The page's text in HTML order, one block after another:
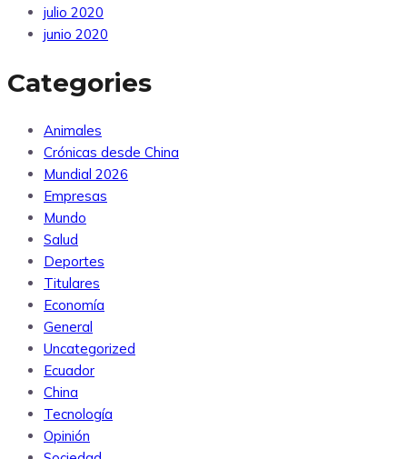
julio 2020
junio 2020
Categories
Animales
Crónicas desde China
Mundial 2026
Empresas
Mundo
Salud
Deportes
Titulares
Economía
General
Uncategorized
Ecuador
China
Tecnología
Opinión